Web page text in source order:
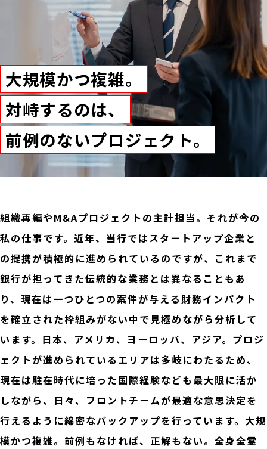
大規模かつ複雑。
対峙するのは、
前例のないプロジェクト。
組織再編やM&Aプロジェクトの主計担当。それが今の
私の仕事です。近年、当行ではスタートアップ企業と
の提携が積極的に進められているのですが、これまで
銀行が担ってきた伝統的な業務とは異なることもあ
り、現在は一つひとつの案件が与える財務インパクト
を確立された枠組みがない中で見極めながら分析して
います。日本、アメリカ、ヨーロッパ、アジア。プロジ
ェクトが進められているエリアは多岐にわたるため、
現在は駐在時代に培った国際経験なども最大限に活か
しながら、日々、フロントチームが最適な意思決定を
行えるように綿密なバックアップを行っています。大規
模かつ複雑。前例もなければ、正解もない。全身全霊